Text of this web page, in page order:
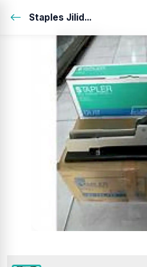
Staples Jilid...